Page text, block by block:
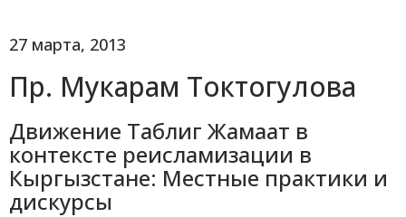
27 марта, 2013
Пр. Мукарам Токтогулова
Движение Таблиг Жамаат в
контексте реисламизации в
Кыргызстане: Местные практики и
дискурсы